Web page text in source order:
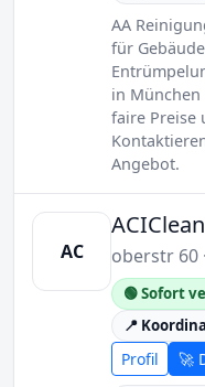
AA
für
in
faire Preise
Angebot.
AC
ACIClean
oberstr 60
🟢 Sofort
📍
Profil 🚀